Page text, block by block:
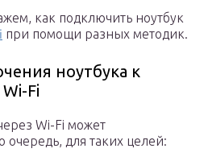
как подключить ноутбук
при помощи разных методик.
ноутбука к
Fi
Wi-Fi может
очередь, для таких целей: